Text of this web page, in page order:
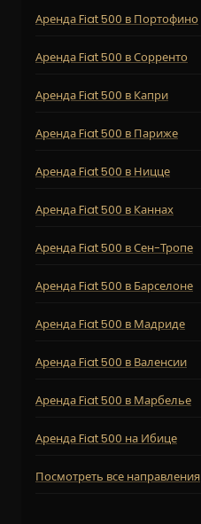
Аренда Fiat 500 в Портофино
Аренда Fiat 500 в Сорренто
Аренда Fiat 500 в Капри
Аренда Fiat 500 в Париже
Аренда Fiat 500 в Ницце
Аренда Fiat 500 в Каннах
Аренда Fiat 500 в Сен-Тропе
Аренда Fiat 500 в Барселоне
Аренда Fiat 500 в Мадриде
Аренда Fiat 500 в Валенсии
Аренда Fiat 500 в Марбелье
Аренда Fiat 500 на Ибице
Посмотреть все направления